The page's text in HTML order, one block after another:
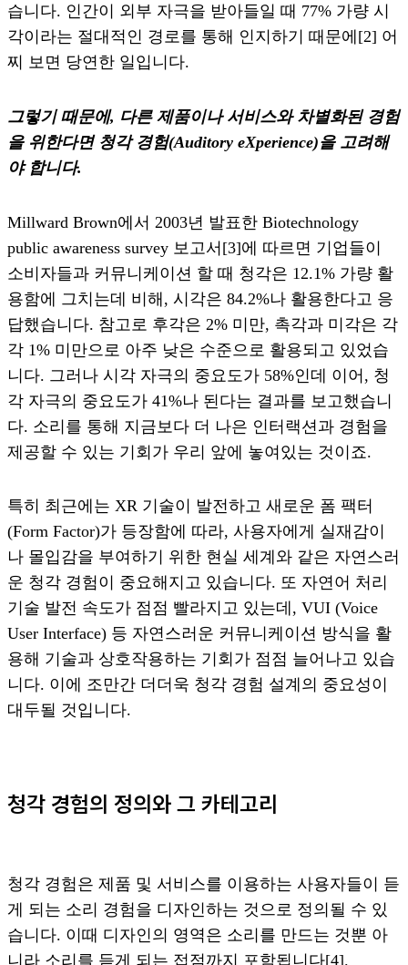
습니다. 인간이 외부 자극을 받아들일 때 77% 가량 시
각이라는 절대적인 경로를 통해 인지하기 때문에[2] 어
찌 보면 당연한 일입니다.
그렇기 때문에, 다른 제품이나 서비스와 차별화된 경험
을 위한다면 청각 경험(Auditory eXperience)을 고려해
야 합니다.
Millward Brown에서 2003년 발표한 Biotechnology
public awareness survey 보고서[3]에 따르면 기업들이
소비자들과 커뮤니케이션 할 때 청각은 12.1% 가량 활
용함에 그치는데 비해, 시각은 84.2%나 활용한다고 응
답했습니다. 참고로 후각은 2% 미만, 촉각과 미각은 각
각 1% 미만으로 아주 낮은 수준으로 활용되고 있었습
니다. 그러나 시각 자극의 중요도가 58%인데 이어, 청
각 자극의 중요도가 41%나 된다는 결과를 보고했습니
다. 소리를 통해 지금보다 더 나은 인터랙션과 경험을
제공할 수 있는 기회가 우리 앞에 놓여있는 것이죠.
특히 최근에는 XR 기술이 발전하고 새로운 폼 팩터
(Form Factor)가 등장함에 따라, 사용자에게 실재감이
나 몰입감을 부여하기 위한 현실 세계와 같은 자연스러
운 청각 경험이 중요해지고 있습니다. 또 자연어 처리
기술 발전 속도가 점점 빨라지고 있는데, VUI (Voice
User Interface) 등 자연스러운 커뮤니케이션 방식을 활
용해 기술과 상호작용하는 기회가 점점 늘어나고 있습
니다. 이에 조만간 더더욱 청각 경험 설계의 중요성이
대두될 것입니다.
청각 경험의 정의와 그 카테고리
청각 경험은 제품 및 서비스를 이용하는 사용자들이 듣
게 되는 소리 경험을 디자인하는 것으로 정의될 수 있
습니다. 이때 디자인의 영역은 소리를 만드는 것뿐 아
니라 소리를 듣게 되는 접점까지 포함됩니다[4].